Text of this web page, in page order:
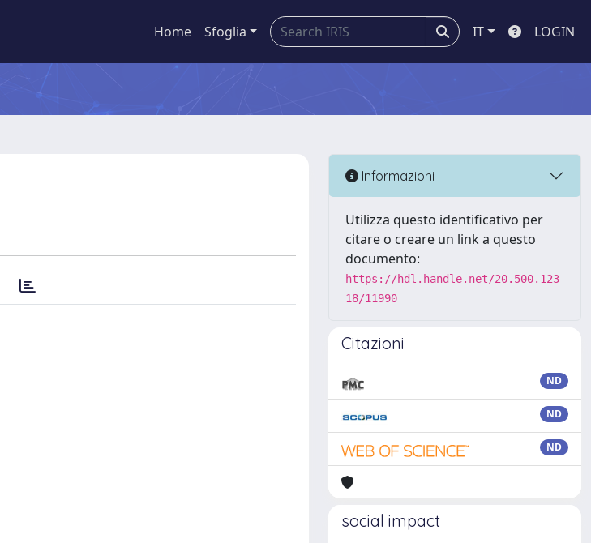
Home Sfoglia IT LOGIN
Informazioni
Utilizza questo identificativo per
citare o creare un link a questo
documento:
https://hdl.handle.net/20.500.123
18/11990
Citazioni
ND
ND
ND
social impact